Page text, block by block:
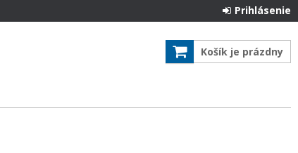
Prihlásenie
Košík je prázdny